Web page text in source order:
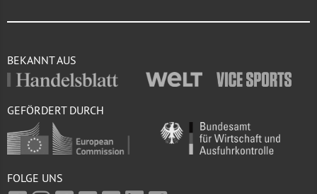
BEKANNT AUS
GEFÖRDERT DURCH
FOLGE UNS